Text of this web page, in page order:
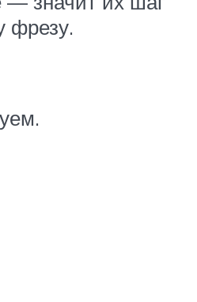
фрезу.